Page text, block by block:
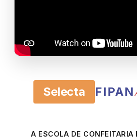
Selecta FIPAN
A ESCOLA DE CONFEITARIA